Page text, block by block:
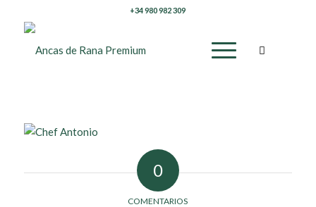
+34 980 982 309
0
COMENTARIOS